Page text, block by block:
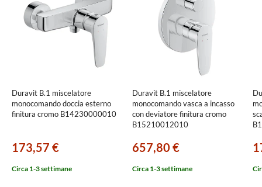
Duravit B.1 miscelatore
monocomando doccia esterno
finitura cromo B14230000010
173,57 €
Circa 1-3 settimane
Duravit B.1 miscelatore
monocomando vasca a incasso
con deviatore finitura cromo
B15210012010
657,80 €
Circa 1-3 settimane